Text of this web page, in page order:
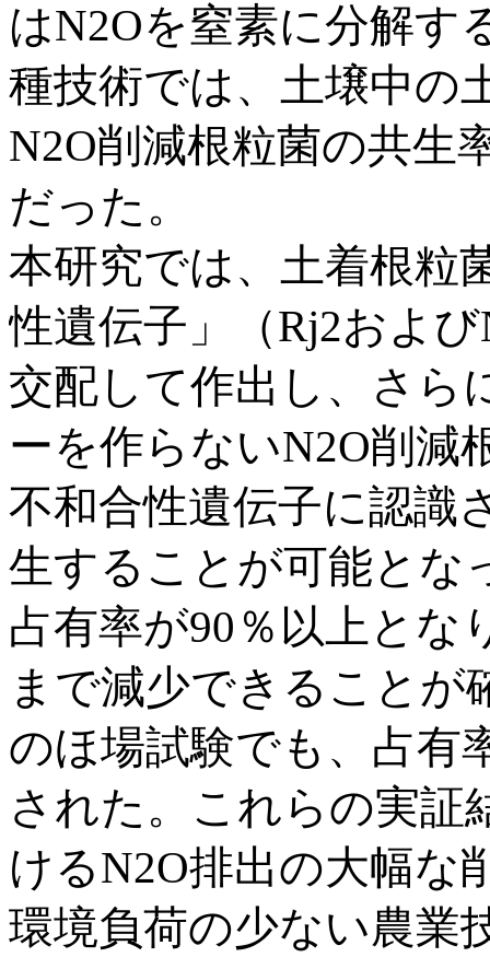
はN2Oを窒素に分解
種技術では、土壌中の
N2O削減根粒菌の共生
だった。
本研究では、土着根粒
性遺伝子」（Rj2およ
交配して作出し、さら
ーを作らないN2O削減
不和合性遺伝子に認識
生することが可能とな
占有率が90％以上とな
まで減少できることが
のほ場試験でも、占有
された。これらの実証
けるN2O排出の大幅な
環境負荷の少ない農業